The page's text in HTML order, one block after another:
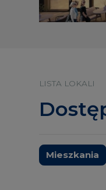
LISTA LOKALI
Mieszkania